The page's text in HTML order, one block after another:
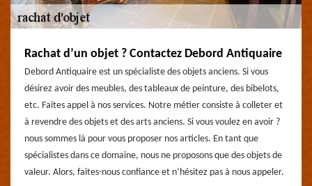
Rachat d’un objet ? Contactez Debord Antiquaire
Debord Antiquaire est un spécialiste des objets anciens. Si vous
désirez avoir des meubles, des tableaux de peinture, des bibelots,
etc. Faites appel à nos services. Notre métier consiste à colleter et
à revendre des objets et des arts anciens. Si vous voulez en avoir ?
nous sommes là pour vous proposer nos articles. En tant que
spécialistes dans ce domaine, nous ne proposons que des objets de
valeur. Alors, faites-nous confiance et n’hésitez pas à nous appeler.